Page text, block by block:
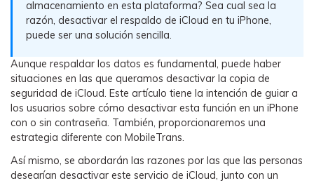
WhatsApp.
Celular a Otro
Transfiere contactos, fotos, música,
videos, SMS y otros tipos de
archivos de un teléfono a otro y a la
PC.
almacenamiento en esta plataforma?󠀲󠀡󠀠󠀥󠀩󠀧󠀣 Sea cual sea la
razón, desactivar el respaldo de iCloud en tu iPhone,
puede ser una solución sencilla.󠀲󠀡󠀠󠀥󠀩󠀧󠀣󠀠󠀡󠀳
Aunque respaldar los datos es fundamental, puede haber
situaciones en las que queramos desactivar la copia de
seguridad de iCloud.󠀲󠀡󠀠󠀥󠀩󠀧󠀣󠀠󠀢󠀳󠀰 Este artículo tiene la intención de guiar a
los usuarios sobre cómo desactivar esta función en un iPhone
con o sin contraseña.󠀲󠀡󠀠󠀥󠀩󠀧󠀣󠀠󠀣󠀳󠀰 También, proporcionaremos una
estrategia diferente con MobileTrans.󠀲󠀡󠀠󠀥󠀩󠀧󠀣󠀠󠀤󠀳
Así mismo, se abordarán las razones por las que las personas
desearían desactivar este servicio de iCloud, junto con un